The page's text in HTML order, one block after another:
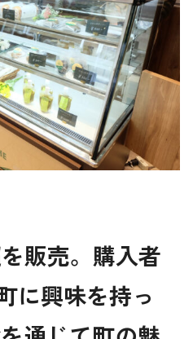
販売。購入者
に興味を持っ